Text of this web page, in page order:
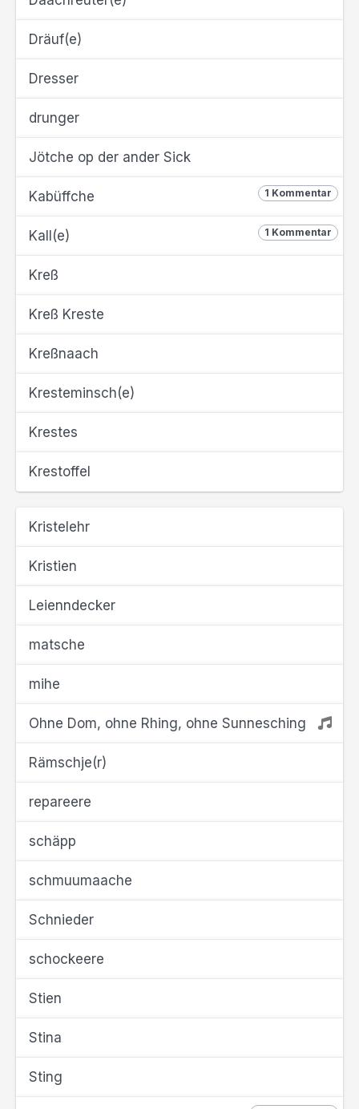
Dräuf(e)
Dresser
drunger
Jötche op der ander Sick
1 Kommentar
Kabüffche
1 Kommentar
Kall(e)
Kreß
Kreß Kreste
Kreßnaach
Kresteminsch(e)
Krestes
Krestoffel
Kristelehr
Kristien
Leienndecker
matsche
mihe
Ohne Dom, ohne Rhing, ohne Sunnesching
Rämschje(r)
repareere
schäpp
schmuumaache
Schnieder
schockeere
Stien
Stina
Sting